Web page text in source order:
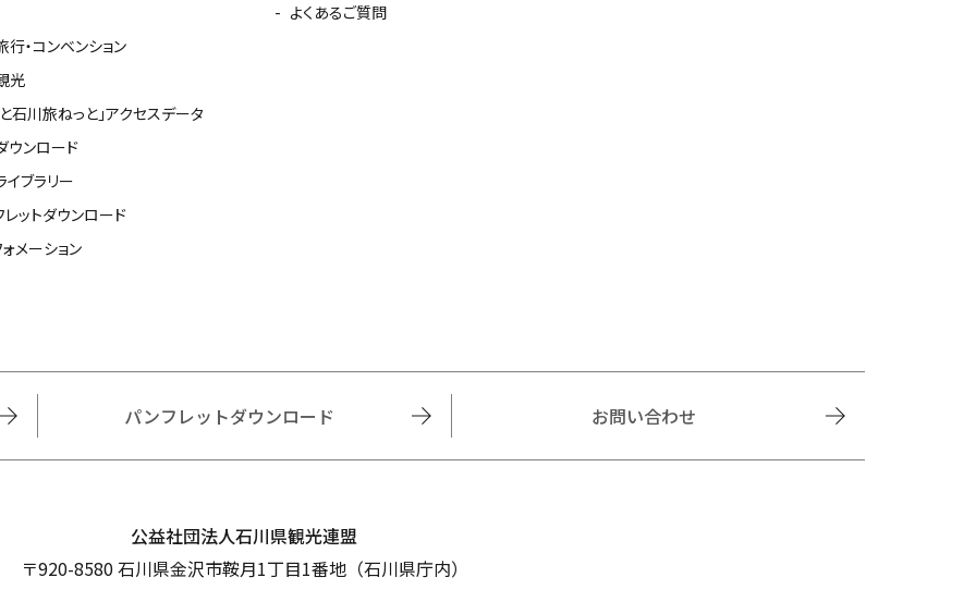
行・コンベンション
光
石川旅ねっと」アクセスデータ
ウンロード
イブラリー
レットダウンロード
メーション
よくあるご質問
パンフレットダウンロード お問い合わせ
公益社団法人石川県観光連盟
〒920-8580 石川県金沢市鞍月1丁目1番地（石川県庁内）